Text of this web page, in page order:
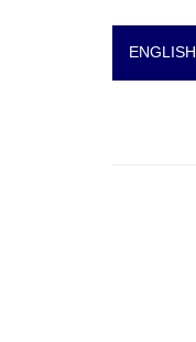
ENGLISH